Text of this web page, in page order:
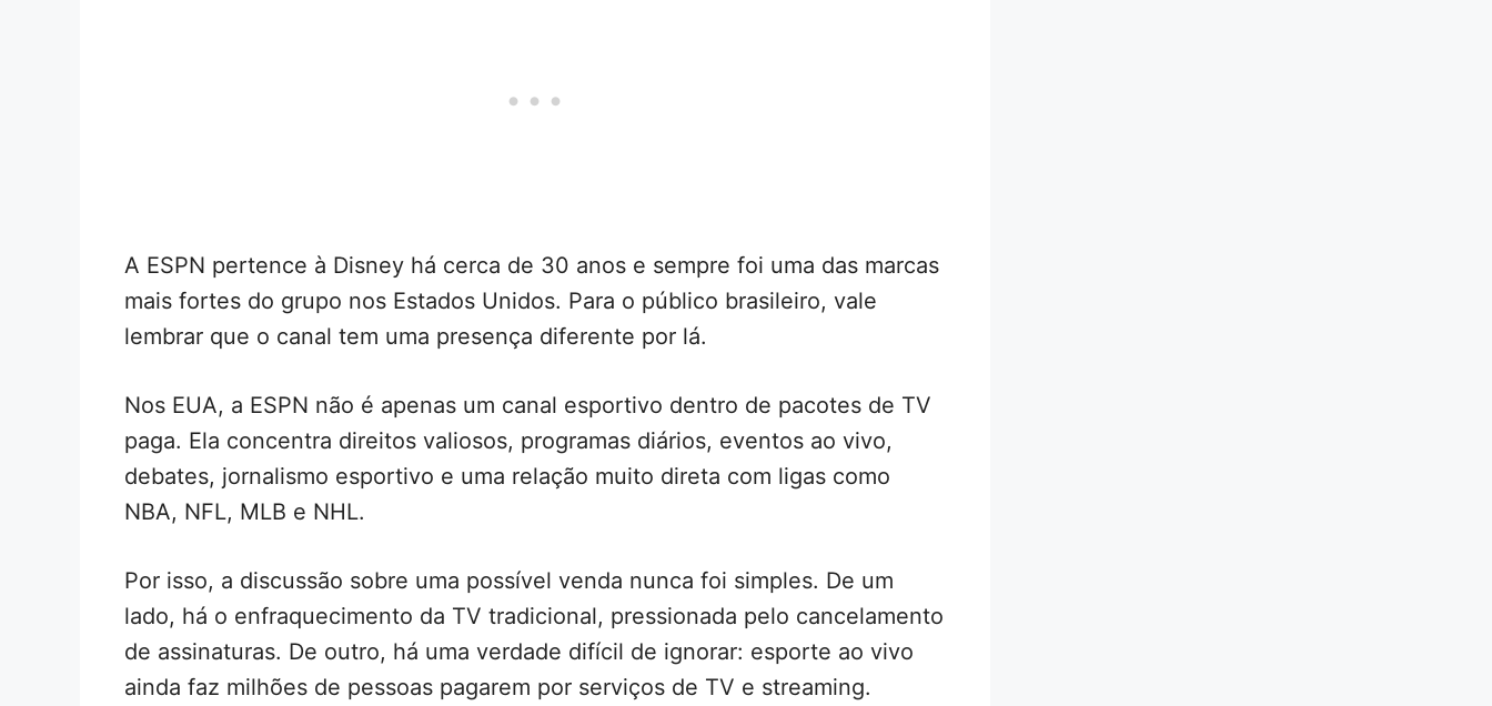
A ESPN pertence à Disney há cerca de 30 anos e sempre foi uma das marcas
mais fortes do grupo nos Estados Unidos. Para o público brasileiro, vale
lembrar que o canal tem uma presença diferente por lá.
Nos EUA, a ESPN não é apenas um canal esportivo dentro de pacotes de TV
paga. Ela concentra direitos valiosos, programas diários, eventos ao vivo,
debates, jornalismo esportivo e uma relação muito direta com ligas como
NBA, NFL, MLB e NHL.
Por isso, a discussão sobre uma possível venda nunca foi simples. De um
lado, há o enfraquecimento da TV tradicional, pressionada pelo cancelamento
de assinaturas. De outro, há uma verdade difícil de ignorar: esporte ao vivo
ainda faz milhões de pessoas pagarem por serviços de TV e streaming.